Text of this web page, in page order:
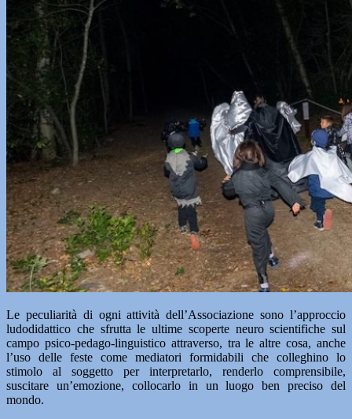
Le peculiarità di ogni attività dell’Associazione sono l’approccio
ludodidattico che sfrutta le ultime scoperte neuro scientifiche sul
campo psico-pedago-linguistico attraverso, tra le altre cosa, anche
l’uso delle feste come mediatori formidabili che colleghino lo
stimolo al soggetto per interpretarlo, renderlo comprensibile,
suscitare un’emozione, collocarlo in un luogo ben preciso del
mondo.